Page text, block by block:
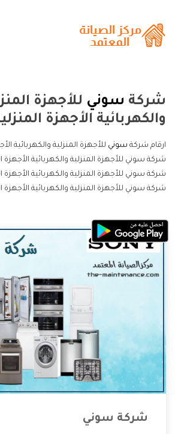
شركة سوني للأجهزة
والكهربائية الأجهزة
ارقام شركة سوني للأجهزة المنزلية والكهربائية
شركة سوني للأجهزة المنزلية والكهربائية الأجهزة
شركة سوني للأجهزة المنزلية والكهربائية
شركة سوني للأجهزة المنزلية والكهربائية الأجهزة
شركة سوني